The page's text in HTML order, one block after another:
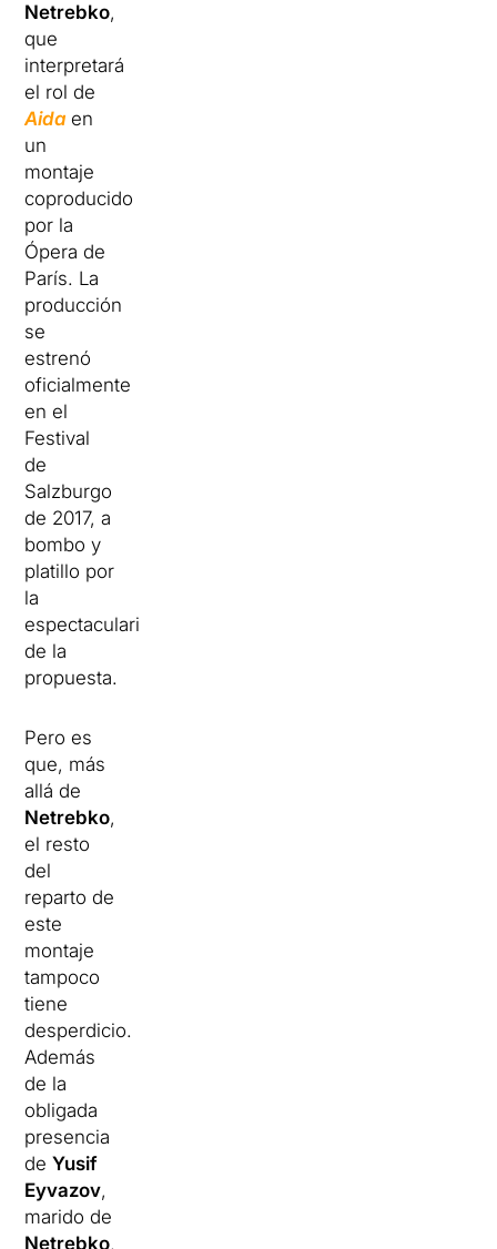
Netrebko,
que
interpretará
el rol de
Aidaen
un
montaje
coproducido
por la
Ópera de
París. La
producción
se
estrenó
oficialmente
en el
Festival
de
Salzburgo
de 2017, a
bombo y
platillo por
la
espectacularidad
de la
propuesta.
Pero es
que, más
allá de
Netrebko,
el resto
del
reparto de
este
montaje
tampoco
tiene
desperdicio.
Además
de la
obligada
presencia
deYusif
Eyvazov,
marido de
Netrebko,